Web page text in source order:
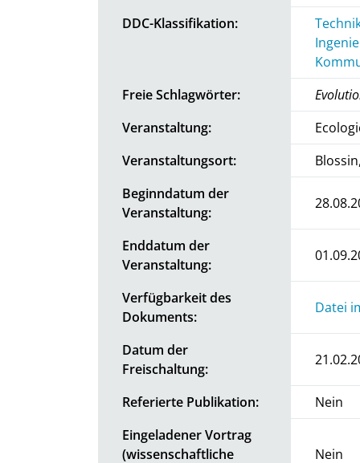
DDC-Klassifikation:
Freie Schlagwörter:
Veranstaltung:
Veranstaltungsort:
Beginndatum der
Veranstaltung:
Enddatum der
Veranstaltung:
Verfügbarkeit des
Dokuments:
Datei
Datum der
Freischaltung:
Referierte Publikation:
Nein
Eingeladener Vortrag
(wissenschaftliche
Nein